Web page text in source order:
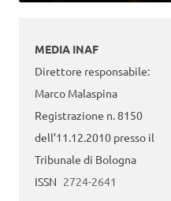
MEDIA INAF
Direttore responsabile:
Marco Malaspina
Registrazione n. 8150
dell’11.12.2010 presso il
Tribunale di Bologna
ISSN 2724-2641